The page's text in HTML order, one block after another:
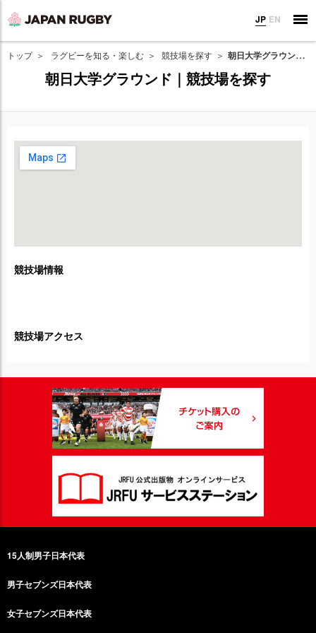
JP EN
トップ ラグビーを知る・楽しむ 競技場を探す 朝日大学グラウンド｜競技場を探す
朝日大学グラウンド｜競技場を探す
競技場情報
競技場アクセス
15人制男子日本代表
男子セブンズ日本代表
女子セブンズ日本代表